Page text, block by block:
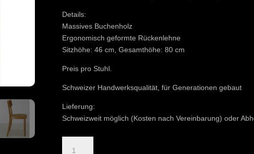
Details:
Massives Buchenholz
Ergonomisch geformte Rückenlehne
Sitzhöhe: 46 cm, Gesamthöhe: 80 cm
Preis pro Stuhl.
Schweizer Handwerksqualität, für Generationen gebaut
Lieferung:
Schweizweit möglich (Kosten nach Vereinbarung) oder